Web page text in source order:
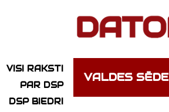
VISI RAKSTI
PAR DSP
DSP BIEDRI
VALDES SĒDE